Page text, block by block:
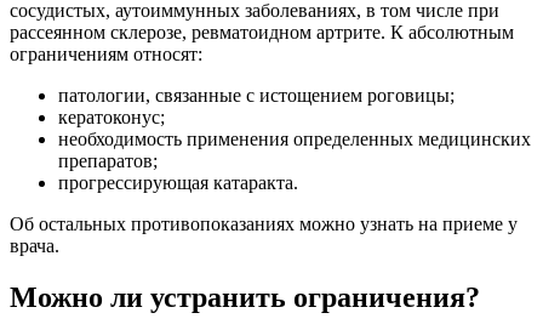
сосудистых, аутоиммунных заболеваниях, в том числе при
рассеянном склерозе, ревматоидном артрите. К абсолютным
ограничениям относят:
патологии, связанные с истощением роговицы;
кератоконус;
необходимость применения определенных медицинских
препаратов;
прогрессирующая катаракта.
Об остальных противопоказаниях можно узнать на приеме у
врача.
Можно ли устранить ограничения?